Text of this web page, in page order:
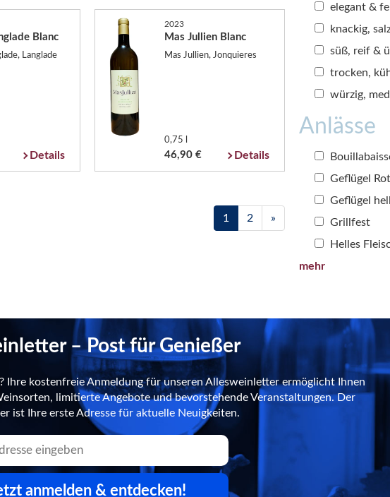
Blanc
Langlade
Details
2023
Mas Jullien Blanc
Mas Jullien, Jonquieres
0,75 l
46,90 € Details
1 2 »
elegant &
knackig,
süß, reif &
trocken,
würzig,
Anlässe
Geflügel
Geflügel
Grillfest
Helles
mehr
– Post für Genießer
Ihre kostenfreie Anmeldung für unseren Allesweinletter ermöglicht Ihnen
limitierte Angebote und bevorstehende Veranstaltungen. Der
ist Ihre erste Adresse für aktuelle Neuigkeiten.
anmelden & entdecken!